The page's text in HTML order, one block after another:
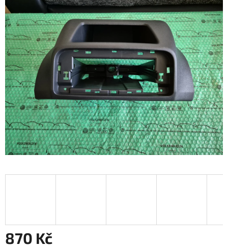
je
0,0
z
5
hvězdiček.
870 Kč